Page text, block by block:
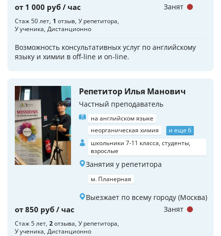
от 1 000 руб / час
Стаж 50 лет 1 отзыв У репетитора
У ученика Дистанционно
Возможность консультативных услуг по английскому
языку и химии в off-line и on-line.
Занят
Репетитор Илья Манович
Частный преподаватель
на английском языке
неорганическая химия
и еще 6
школьники 7-11 класса, студенты,
взрослые
Занятия у репетитора
м. Планерная
Выезжает по всему городу (Москва)
от 850 руб / час
Стаж 5 лет 2отзыва У репетитора
У ученика Дистанционно
Занят